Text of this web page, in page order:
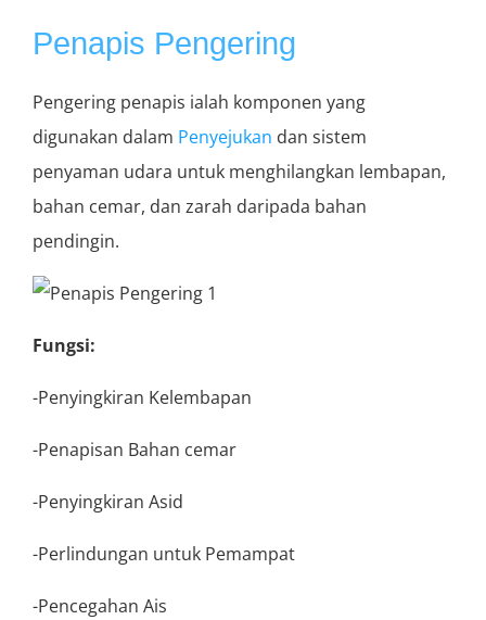
Penapis Pengering
Pengering penapis ialah komponen yang
digunakan dalam Penyejukan dan sistem
penyaman udara untuk menghilangkan lembapan,
bahan cemar, dan zarah daripada bahan
pendingin.
Fungsi:
-Penyingkiran Kelembapan
-Penapisan Bahan cemar
-Penyingkiran Asid
-Perlindungan untuk Pemampat
-Pencegahan Ais